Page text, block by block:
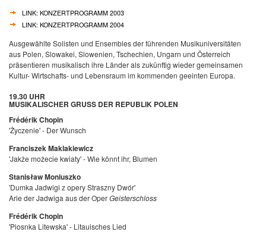
LINK: KONZERTPROGRAMM 2003
LINK: KONZERTPROGRAMM 2004
Ausgewählte Solisten und Ensembles der führenden Musikuniversitäten
aus Polen, Slowakei, Slowenien, Tschechien, Ungarn und Österreich
präsentieren musikalisch ihre Länder als zukünftig wieder gemeinsamen
Kultur- Wirtschafts- und Lebensraum im kommenden geeinten Europa.
19.30 UHR
MUSIKALISCHER GRUSS DER REPUBLIK POLEN
Frédérik Chopin
'Życzenie' - Der Wunsch
Franciszek Maklakiewicz
'Jakże możecie kwiaty' - Wie könnt ihr, Blumen
Stanisław Moniuszko
'Dumka Jadwigi z opery Straszny Dwór'
Arie der Jadwiga aus der OperGeister­schloss
Frédérik Chopin
'Piosnka Litewska' - Litauisches Lied